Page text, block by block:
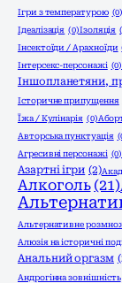
Ігри з температурою
Ідеалізація (0)Ізоляція
Інсектоїди / Арахноїди
Інтерсекс-персонажі (0)
Іншопланетяни,
Історичне припущення
Їжа / Кулінарія (0)
Авторська пунктуація
Агресивні персонажі (0)
Азартні ігри (2)
Алкоголь (21)
Альтернативне
Алюзія на історичні
Анальний оргазм
Андрогінна зовнішність